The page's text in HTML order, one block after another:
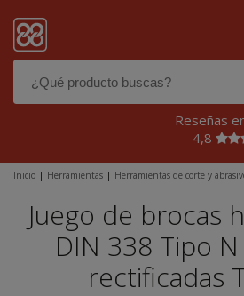
Reseñas
4,8
Inicio | Herramientas | Herramientas de corte y
Juego de brocas
DIN 338 Tipo N
rectificadas